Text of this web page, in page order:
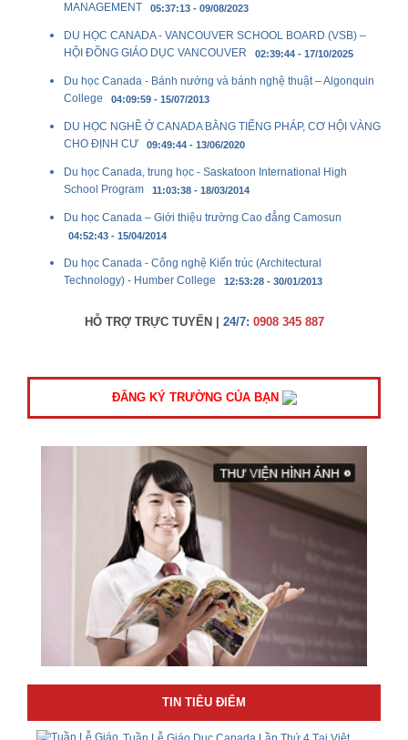
MANAGEMENT 05:37:13 - 09/08/2023
DU HỌC CANADA - VANCOUVER SCHOOL BOARD (VSB) –
HỘI ĐỒNG GIÁO DỤC VANCOUVER 02:39:44 - 17/10/2025
Du học Canada - Bánh nướng và bánh nghệ thuật – Algonquin
College 04:09:59 - 15/07/2013
DU HỌC NGHỀ Ở CANADA BẰNG TIẾNG PHÁP, CƠ HỘI VÀNG
CHO ĐỊNH CƯ 09:49:44 - 13/06/2020
Du học Canada, trung học - Saskatoon International High
School Program 11:03:38 - 18/03/2014
Du học Canada – Giới thiệu trường Cao đẳng Camosun
04:52:43 - 15/04/2014
Du học Canada - Công nghệ Kiến trúc (Architectural
Technology) - Humber College 12:53:28 - 30/01/2013
HỖ TRỢ TRỰC TUYẾN | 24/7: 0908 345 887
ĐĂNG KÝ TRƯỜNG CỦA BẠN
TIN TIÊU ĐIỂM